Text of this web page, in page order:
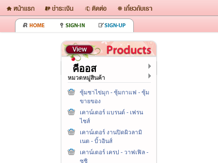
คีออส
หมวดหมู่สินค้า
ซุ้มชาไข่มุก - ซุ้มกาแฟ - ซุ้ม
ขายของ
เคาน์เตอร์ แบรนด์ - เฟรน
ไชส์
เคาน์เตอร์ งานปิดผิวลามิ
เนต - บิ้วอินส์
เคาน์เตอร์ เครป - วาฟเฟิล -
ซูชิ